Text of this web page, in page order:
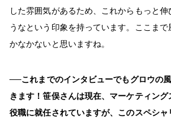
した雰囲気があるため、これからもっと
うなという印象を持っています。ここま
かなかないと思いますね。
──これまでのインタビューでもグロウの
きます！笹俣さんは現在、マーケティング
役職に就任されていますが、このスペシ